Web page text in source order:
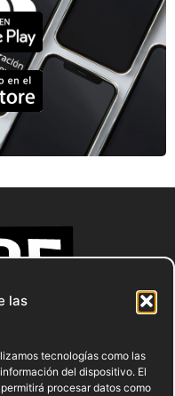
las
tecnologías como las
del dispositivo. El
procesar datos como